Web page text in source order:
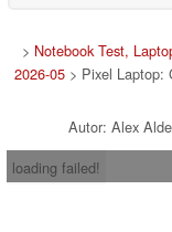
> Notebook Test,
2026-05 > Pixel Laptop:
Autor: Alex
loading failed!